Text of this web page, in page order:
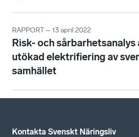
RAPPORT – 13 april 2022
Risk- och sårbarhetsanalys
utökad elektrifiering av
samhället
Kontakta Svenskt Näringsliv